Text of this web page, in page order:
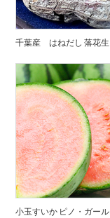
千葉産 はねだし 落花生
小玉すいか ピノ・ガール